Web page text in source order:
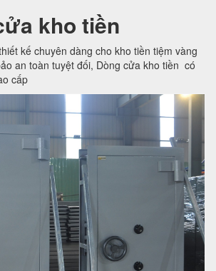
kho tiền
kế chuyên dàng cho kho tiền tiệm vàng
an toàn tuyệt đối, Dòng cửa kho tiền có
cấp